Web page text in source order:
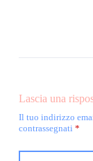
Lascia una
Il tuo indirizzo
contrassegnati *